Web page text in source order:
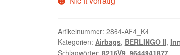
Artikelnummer: 2864-AF4_K4
Kategorien: Airbags, BERLINGO II,
Schlagwörter: 8216V9, 9644941877